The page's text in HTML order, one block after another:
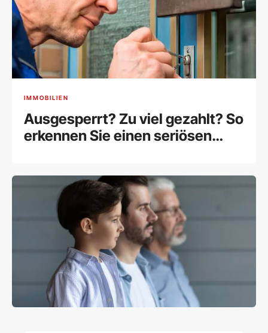
IMMOBILIEN
Ausgesperrt? Zu viel gezahlt? So
erkennen Sie einen seriösen